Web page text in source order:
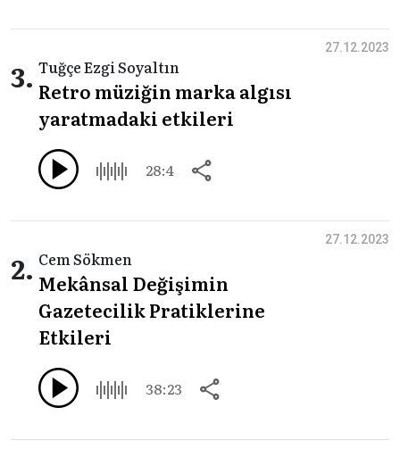
3. Tuğçe Ezgi Soyaltın
Retro müziğin marka algısı
yaratmadaki etkileri
28:4
27.12.2023
2. Cem Sökmen
Mekânsal Değişimin
Gazetecilik Pratiklerine
Etkileri
38:23
27.12.2023